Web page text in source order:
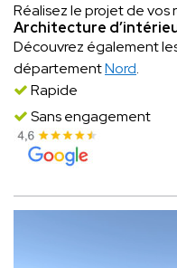
Réalisez le projet de vos
Architecture
Découvrez également
départementNord.
Rapide
Sans engagement